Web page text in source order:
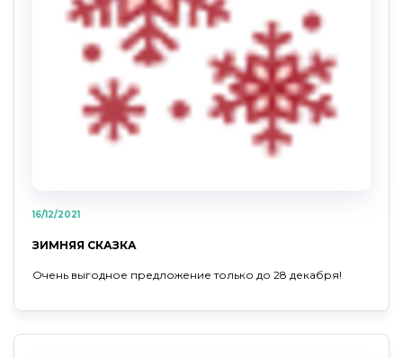
16/12/2021
ЗИМНЯЯ СКАЗКА
Очень выгодное предложение только до 28 декабря!